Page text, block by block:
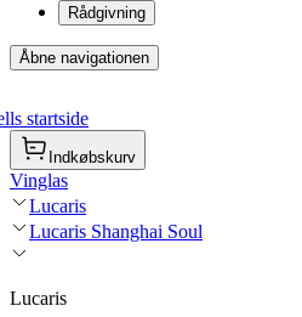
Rådgivning
Åbne navigationen
startside
Indkøbskurv
Vinglas
Lucaris
Lucaris Shanghai Soul
Lucaris